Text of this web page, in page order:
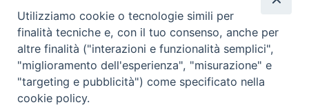
Ufficio Comunicazioni sociali
Piazza Giovene 4 – 70056 Molfetta (BA)
comunicazionisociali@diocesimolfetta.it
Utilizziamo cookie o tecnologie simili per
finalità tecniche e, con il tuo consenso, anche per
altre finalità ("interazioni e funzionalità semplici",
"miglioramento dell'esperienza", "misurazione" e
"targeting e pubblicità") come specificato nella
cookie policy.